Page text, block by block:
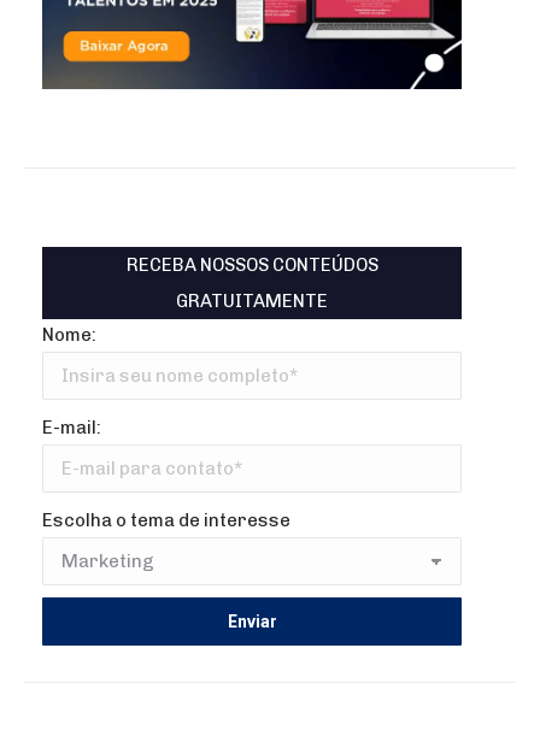
RECEBA NOSSOS CONTEÚDOS
GRATUITAMENTE
Nome:
E-mail:
Escolha o tema de interesse